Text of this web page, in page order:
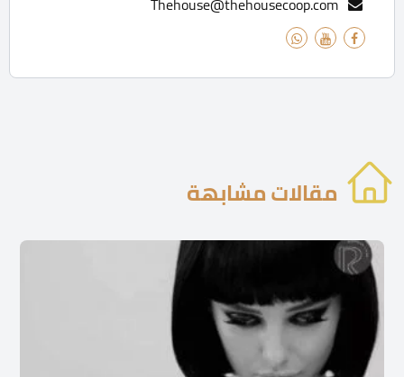
مقالات مشابهة